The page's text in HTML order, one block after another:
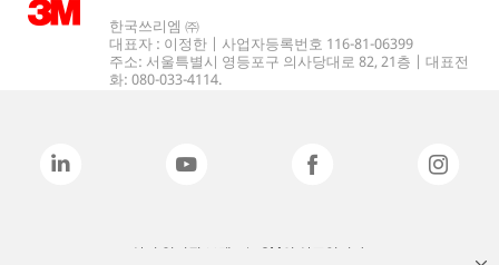
한국쓰리엠 ㈜
대표자 : 이정한 | 사업자등록번호 116-81-06399
주소: 서울특별시 영등포구 의사당대로 82, 21층 | 대표전
화: 080-033-4114.
상기 열거된 브랜드는 3M의 상표입니다.